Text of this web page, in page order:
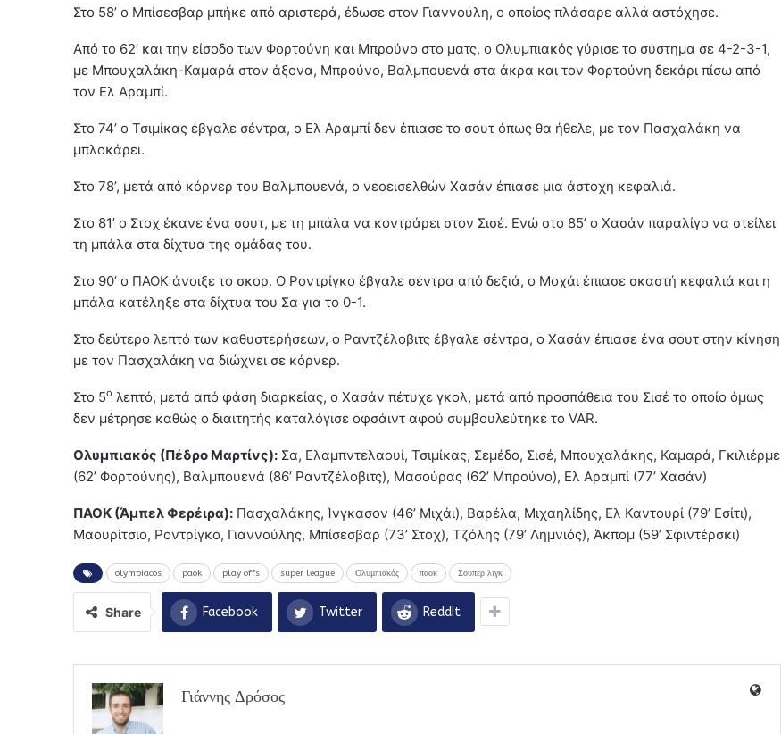
Στο 58’ ο Μπίσεσβαρ μπήκε από αριστερά, έδωσε στον Γιαννούλη, ο οποίος πλάσαρε αλλά αστόχησε.
Από το 62’ και την είσοδο των Φορτούνη και Μπρούνο στο ματς, ο Ολυμπιακός γύρισε το σύστημα σε 4-2-3-1,
με Μπουχαλάκη-Καμαρά στον άξονα, Μπρούνο, Βαλμπουενά στα άκρα και τον Φορτούνη δεκάρι πίσω από
τον Ελ Αραμπί.
Στο 74’ ο Τσιμίκας έβγαλε σέντρα, ο Ελ Αραμπί δεν έπιασε το σουτ όπως θα ήθελε, με τον Πασχαλάκη να
μπλοκάρει.
Στο 78’, μετά από κόρνερ του Βαλμπουενά, ο νεοεισελθών Χασάν έπιασε μια άστοχη κεφαλιά.
Στο 81’ ο Στοχ έκανε ένα σουτ, με τη μπάλα να κοντράρει στον Σισέ. Ενώ στο 85’ ο Χασάν παραλίγο να στείλει
τη μπάλα στα δίχτυα της ομάδας του.
Στο 90’ ο ΠΑΟΚ άνοιξε το σκορ. Ο Ροντρίγκο έβγαλε σέντρα από δεξιά, ο Μοχάι έπιασε σκαστή κεφαλιά και η
μπάλα κατέληξε στα δίχτυα του Σα για το 0-1.
Στο δεύτερο λεπτό των καθυστερήσεων, ο Ραντζέλοβιτς έβγαλε σέντρα, ο Χασάν έπιασε ένα σουτ στην κίνηση
με τον Πασχαλάκη να διώχνει σε κόρνερ.
Στο 5ο λεπτό, μετά από φάση διαρκείας, ο Χασάν πέτυχε γκολ, μετά από προσπάθεια του Σισέ το οποίο όμως
δεν μέτρησε καθώς ο διαιτητής καταλόγισε οφσάιντ αφού συμβουλεύτηκε το VAR.
Ολυμπιακός (Πέδρο Μαρτίνς): Σα, Ελαμπντελαουί, Τσιμίκας, Σεμέδο, Σισέ, Μπουχαλάκης, Καμαρά, Γκιλιέρμε
(62’ Φορτούνης), Βαλμπουενά (86’ Ραντζέλοβιτς), Μασούρας (62’ Μπρούνο), Ελ Αραμπί (77’ Χασάν)
ΠΑΟΚ (Άμπελ Φερέιρα): Πασχαλάκης, Ίνγκασον (46’ Μιχάι), Βαρέλα, Μιχαηλίδης, Ελ Καντουρί (79’ Εσίτι),
Μαουρίτσιο, Ροντρίγκο, Γιαννούλης, Μπίσεσβαρ (73’ Στοχ), Τζόλης (79’ Λημνιός), Άκπομ (59’ Σφιντέρσκι)
olympiacos paok play offs super league Ολυμπιακός παοκ Σουπερ λιγκ
Share Facebook Twitter ReddIt
Γιάννης Δρόσος